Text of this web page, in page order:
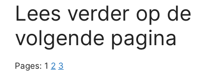
Lees verder op de
volgende pagina
Pages: 1 2 3